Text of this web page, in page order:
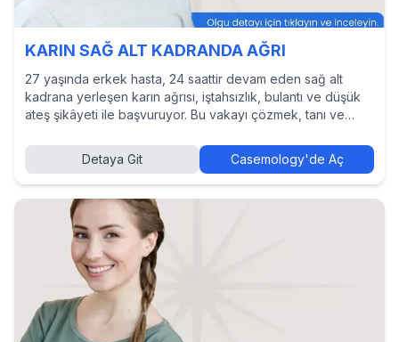
KARIN SAĞ ALT KADRANDA AĞRI
27 yaşında erkek hasta, 24 saattir devam eden sağ alt
kadrana yerleşen karın ağrısı, iştahsızlık, bulantı ve düşük
ateş şikâyeti ile başvuruyor. Bu vakayı çözmek, tanı ve
kararlarını görmek için Casemology’de vakayı keşfedin.
Detaya Git Casemology'de Aç